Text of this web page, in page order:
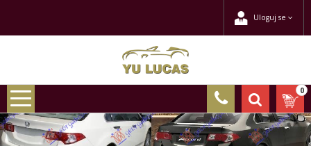
Uloguj se
0